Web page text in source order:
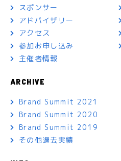
スポンサー
アドバイザリー
アクセス
参加お申し込み
主催者情報
ARCHIVE
Brand Summit 2021
Brand Summit 2020
Brand Summit 2019
その他過去実績